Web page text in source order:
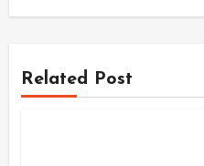
Related Post